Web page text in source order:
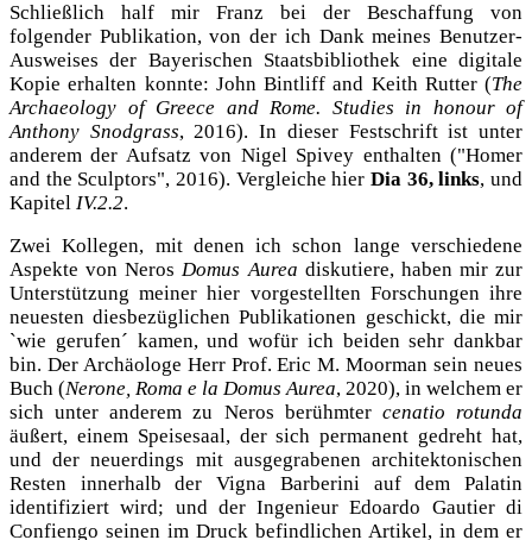
Schließlich half mir Franz bei der Beschaffung von
folgender Publikation, von der ich Dank meines Benutzer-
Ausweises der Bayerischen Staatsbibliothek eine digitale
Kopie erhalten konnte: John Bintliff and Keith Rutter (The
Archaeology of Greece and Rome. Studies in honour of
Anthony Snodgrass, 2016). In dieser Festschrift ist unter
anderem der Aufsatz von Nigel Spivey enthalten ("Homer
and the Sculptors", 2016). Vergleiche hier Dia 36, links, und
Kapitel IV.2.2.
Zwei Kollegen, mit denen ich schon lange verschiedene
Aspekte von NerosDomus Aurea diskutiere, haben mir zur
Unterstützung meiner hier vorgestellten Forschungen ihre
neuesten diesbezüglichen Publikationen geschickt, die mir
`wie gerufen´ kamen, und wofür ich beiden sehr dankbar
bin. Der Archäologe Herr Prof. Eric M. Moorman sein neues
Buch (Nerone, Roma e la Domus Aurea, 2020), in welchem er
sich unter anderem zu Neros berühmter cenatio rotunda
äußert, einem Speisesaal, der sich permanent gedreht hat,
und der neuerdings mit ausgegrabenen architektonischen
Resten innerhalb der Vigna Barberini auf dem Palatin
identifiziert wird; und der Ingenieur Edoardo Gautier di
Confiengo seinen im Druck befindlichen Artikel, in dem er